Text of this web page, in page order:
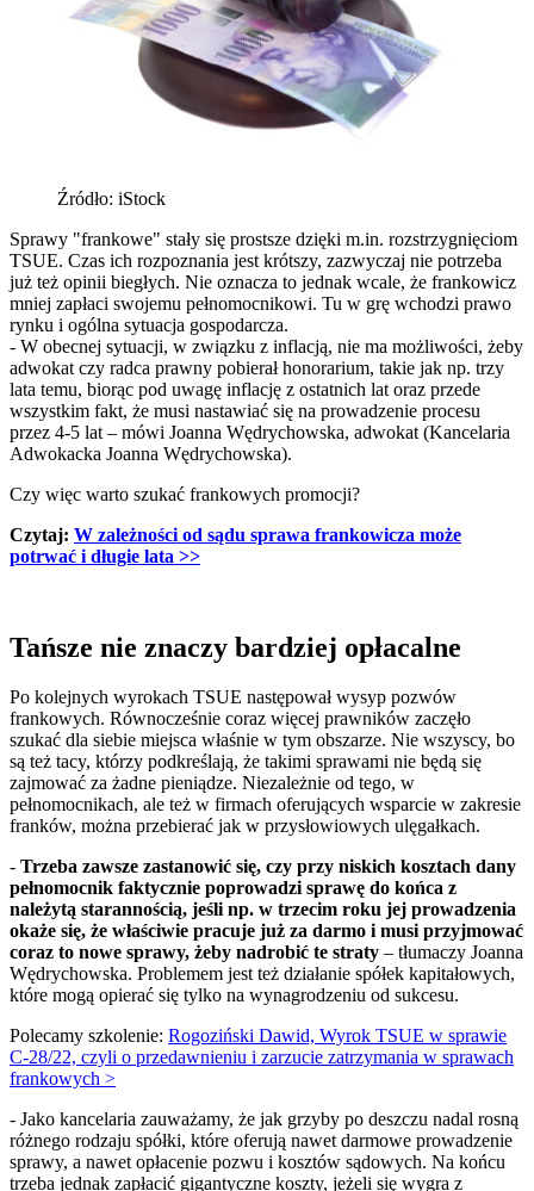
Źródło: iStock
Sprawy "frankowe" stały się prostsze dzięki m.in. rozstrzygnięciom
TSUE. Czas ich rozpoznania jest krótszy, zazwyczaj nie potrzeba
już też opinii biegłych. Nie oznacza to jednak wcale, że frankowicz
mniej zapłaci swojemu pełnomocnikowi. Tu w grę wchodzi prawo
rynku i ogólna sytuacja gospodarcza.
- W obecnej sytuacji, w związku z inflacją, nie ma możliwości, żeby
adwokat czy radca prawny pobierał honorarium, takie jak np. trzy
lata temu, biorąc pod uwagę inflację z ostatnich lat oraz przede
wszystkim fakt, że musi nastawiać się na prowadzenie procesu
przez 4-5 lat – mówi Joanna Wędrychowska, adwokat (Kancelaria
Adwokacka Joanna Wędrychowska).
Czy więc warto szukać frankowych promocji?
Czytaj: W zależności od sądu sprawa frankowicza może
potrwać i długie lata >>
Tańsze nie znaczy bardziej opłacalne
Po kolejnych wyrokach TSUE następował wysyp pozwów
frankowych. Równocześnie coraz więcej prawników zaczęło
szukać dla siebie miejsca właśnie w tym obszarze. Nie wszyscy, bo
są też tacy, którzy podkreślają, że takimi sprawami nie będą się
zajmować za żadne pieniądze. Niezależnie od tego, w
pełnomocnikach, ale też w firmach oferujących wsparcie w zakresie
franków, można przebierać jak w przysłowiowych ulęgałkach.
- Trzeba zawsze zastanowić się, czy przy niskich kosztach dany
pełnomocnik faktycznie poprowadzi sprawę do końca z
należytą starannością, jeśli np. w trzecim roku jej prowadzenia
okaże się, że właściwie pracuje już za darmo i musi przyjmować
coraz to nowe sprawy, żeby nadrobić te straty – tłumaczy Joanna
Wędrychowska. Problemem jest też działanie spółek kapitałowych,
które mogą opierać się tylko na wynagrodzeniu od sukcesu.
Polecamy szkolenie: Rogoziński Dawid, Wyrok TSUE w sprawie
C-28/22, czyli o przedawnieniu i zarzucie zatrzymania w sprawach
frankowych >
- Jako kancelaria zauważamy, że jak grzyby po deszczu nadal rosną
różnego rodzaju spółki, które oferują nawet darmowe prowadzenie
sprawy, a nawet opłacenie pozwu i kosztów sądowych. Na końcu
trzeba jednak zapłacić gigantyczne koszty, jeżeli się wygra z